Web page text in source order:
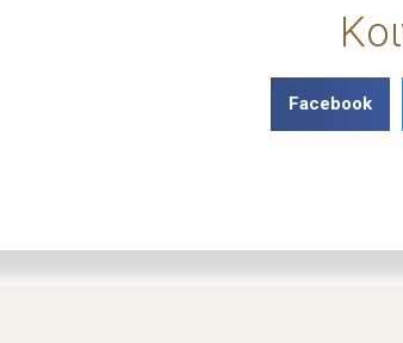
Facebook